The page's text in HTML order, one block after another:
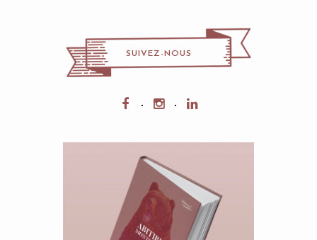
SUIVEZ-NOUS